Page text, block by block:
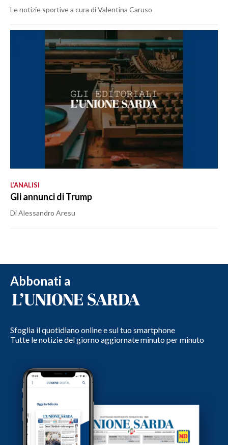
Le notizie sportive a cura di Valentina Caruso
L’ANALISI
Gli annunci di Trump
Di Alessandro Aresu
Abbonati a
Sfoglia il quotidiano online e sul tuo smartphone
Tutte le notizie del giorno aggiornate minuto per minuto